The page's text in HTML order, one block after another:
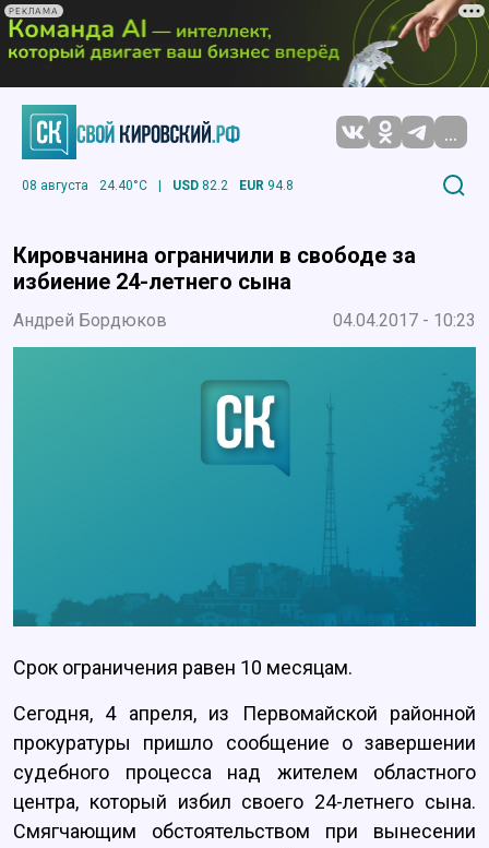
РЕКЛАМА
...
08 августа 24.40°C | USD 82.2 EUR 94.8
Кировчанина ограничили в свободе за
избиение 24-летнего сына
Андрей Бордюков 04.04.2017 - 10:23
Срок ограничения равен 10 месяцам.
Сегодня, 4 апреля, из Первомайской районной
прокуратуры пришло сообщение о завершении
судебного процесса над жителем областного
центра, который избил своего 24-летнего сына.
Смягчающим обстоятельством при вынесении